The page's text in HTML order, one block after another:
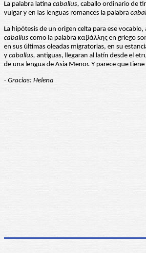
La palabra latina caballus, caballo ordinario de
vulgar y en las lenguas romances la palabra
La hipótesis de un origen celta para ese
caballus como la palabra καβάλλης en griego
en sus últimas oleadas migratorias, en su
y caballus, antiguas, llegaran al latín desde el
de una lengua de Asia Menor. Y parece que
- Gracias: Helena